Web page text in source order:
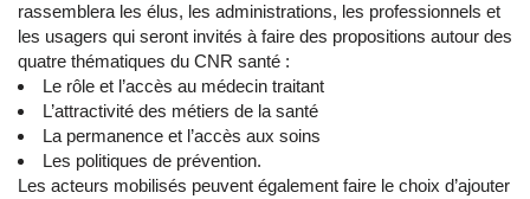
rassemblera les élus, les administrations, les professionnels et
les usagers qui seront invités à faire des propositions autour des
quatre thématiques du CNR santé :
Le rôle et l’accès au médecin traitant
L’attractivité des métiers de la santé
La permanence et l’accès aux soins
Les politiques de prévention.
Les acteurs mobilisés peuvent également faire le choix d’ajouter